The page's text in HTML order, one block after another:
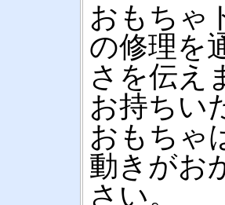
おもちゃ
の修理を
さを伝え
お持ちい
おもちゃ
動きがお
さい。